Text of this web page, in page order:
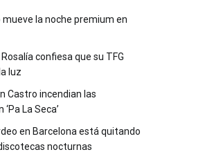
la noche premium en
confiesa que su TFG
luz
Castro incendian las
La Seca’
en Barcelona está quitando
nocturnas